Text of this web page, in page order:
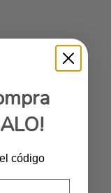
código